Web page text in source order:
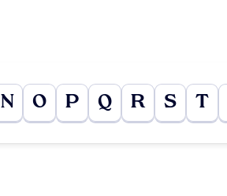
N O P Q R S T